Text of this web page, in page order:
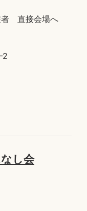
者 直接会場へ
2
し会